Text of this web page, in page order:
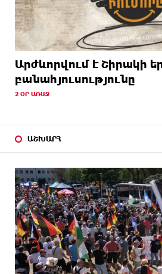
Արժևորվում է Շիրակի
բանահյուսությունը
2 ՕՐ ԱՌԱՋ
ԱՇԽԱՐՀ